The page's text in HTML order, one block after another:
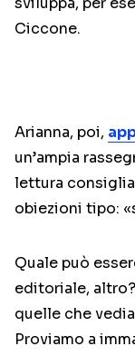
Ciccone.
Arianna, poi,
un’ampia
lettura
obiezioni tipo:
Quale può
editoriale,
quelle che
Proviamo a